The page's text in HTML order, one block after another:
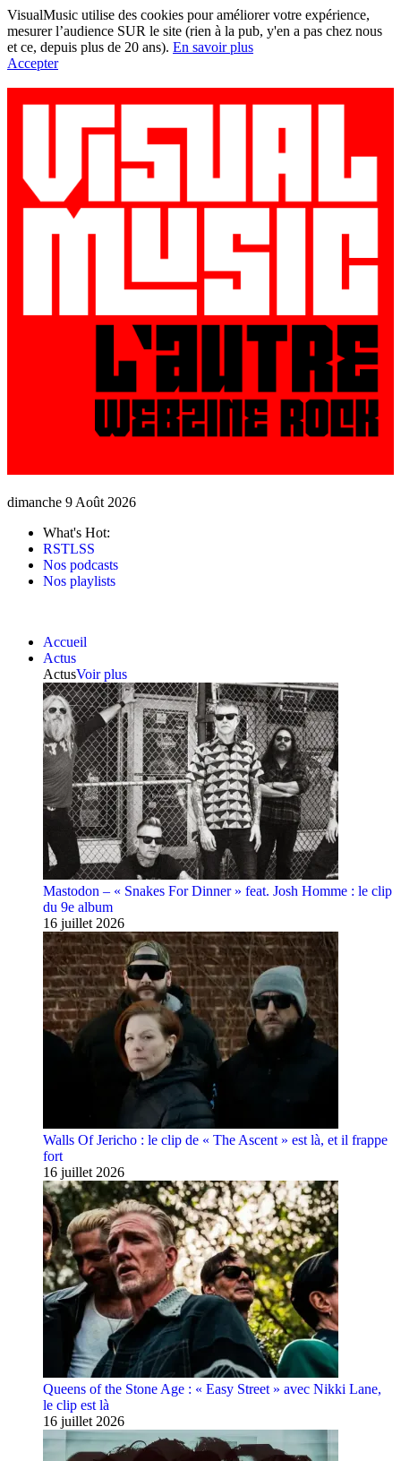
VisualMusic utilise des cookies pour améliorer votre expérience,
mesurer l’audience SUR le site (rien à la pub, y'en a pas chez nous
et ce, depuis plus de 20 ans). En savoir plus
Accepter
dimanche 9 Août 2026
What's Hot:
RSTLSS
Nos podcasts
Nos playlists
Accueil
Actus
ActusVoir plus
Mastodon – « Snakes For Dinner » feat. Josh Homme : le clip
du 9e album
16 juillet 2026
Walls Of Jericho : le clip de « The Ascent » est là, et il frappe
fort
16 juillet 2026
Queens of the Stone Age : « Easy Street » avec Nikki Lane,
le clip est là
16 juillet 2026